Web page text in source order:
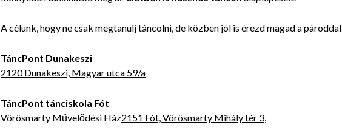
A célunk, hogy ne csak megtanulj táncolni, de közben jól is érezd magad a pároddal.
TáncPont Dunakeszi
2120 Dunakeszi, Magyar utca 59/a
TáncPont tánciskola Fót
Vörösmarty Művelődési Ház2151 Fót, Vörösmarty Mihály tér 3,